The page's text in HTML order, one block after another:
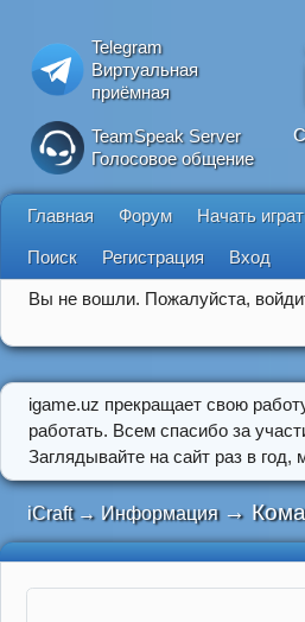
Telegram
Виртуальная
приёмная
TeamSpeak Server
Голосовое общение
Главная Форум Начать
Поиск Регистрация Вход
Вы не вошли. Пожалуйста,
igame.uz прекращает свою
работать. Всем спасибо за
Заглядывайте на сайт раз в
iCraft → Информация →